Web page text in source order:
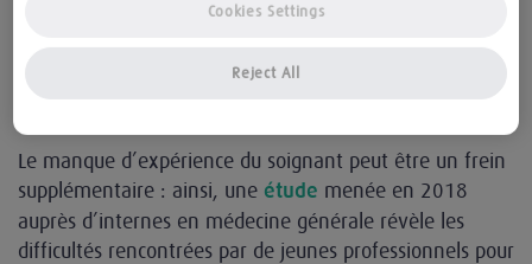
à respecter à tout prix, mais aussi comme un
inconvénient : sur ce sujet très sensible, il n’est pas
toujours facile de trouver les mots justes et la bonne
Le manque d’expérience du soignant peut être un frein
supplémentaire : ainsi, une étude menée en 2018
auprès d’internes en médecine générale révèle les
difficultés rencontrées par de jeunes professionnels pour
Reject All
Cookies Settings